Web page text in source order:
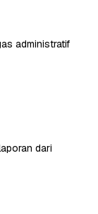
administratif
dari